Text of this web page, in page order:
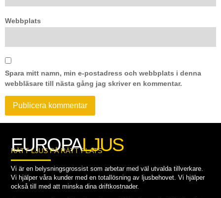
Webbplats
Spara mitt namn, min e-postadress och webbplats i denna
webbläsare till nästa gång jag skriver en kommentar.
EUROPALJUS
RÄTT LJUS PÅ RÄTT PLATS
Vi är en belysningsgrossist som arbetar med väl utvalda tillverkare.
Vi hjälper våra kunder med en totallösning av ljusbehovet. Vi hjälper
också till med att minska dina driftkostnader.